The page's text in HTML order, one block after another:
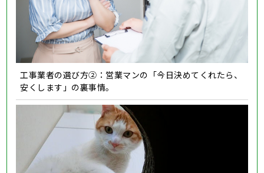
工事業者の選び方②：営業マンの「今日決めてくれたら、
安くします」の裏事情。